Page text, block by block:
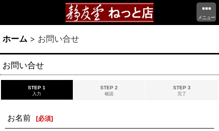
メニュー
ホーム > お問い合せ
お問い合せ
STEP 1
入力
STEP 2
確認
STEP 3
完了
お名前 [必須]